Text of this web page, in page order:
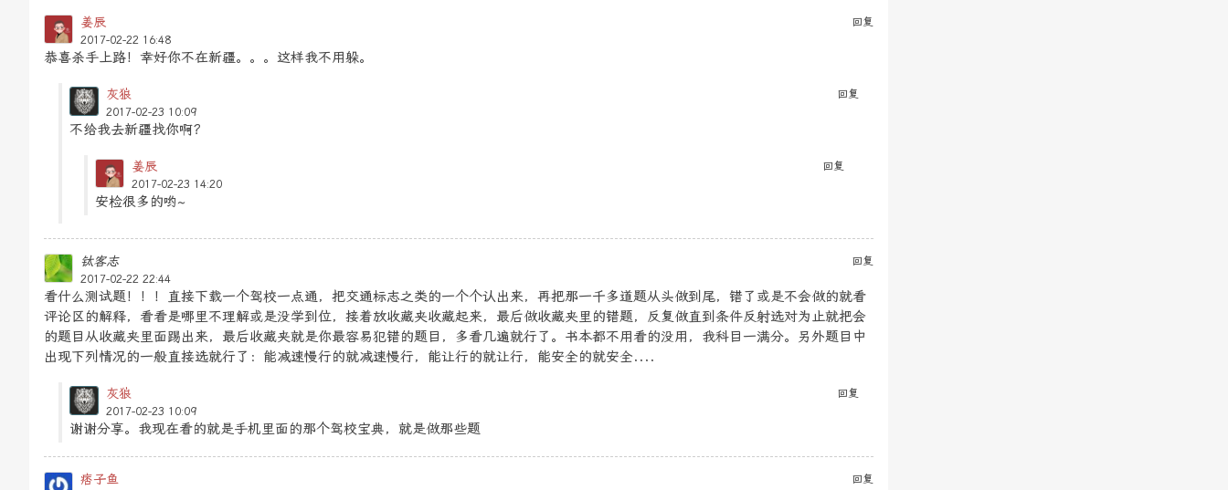
回复
姜辰
2017-02-22 16:48
恭喜杀手上路！幸好你不在新疆。。。这样我不用躲。
回复
灰狼
2017-02-23 10:09
不给我去新疆找你啊？
回复
姜辰
2017-02-23 14:20
安检很多的哟~
回复
钛客志
2017-02-22 22:44
看什么测试题！！！直接下载一个驾校一点通，把交通标志之类的一个个认出来，再把那一千多道题从头做到尾，错了或是不会做的就看
评论区的解释，看看是哪里不理解或是没学到位，接着放收藏夹收藏起来，最后做收藏夹里的错题，反复做直到条件反射选对为止就把会
的题目从收藏夹里面踢出来，最后收藏夹就是你最容易犯错的题目，多看几遍就行了。书本都不用看的没用，我科目一满分。另外题目中
出现下列情况的一般直接选就行了：能减速慢行的就减速慢行，能让行的就让行，能安全的就安全....
回复
灰狼
2017-02-23 10:09
谢谢分享。我现在看的就是手机里面的那个驾校宝典，就是做那些题
回复
痞子鱼